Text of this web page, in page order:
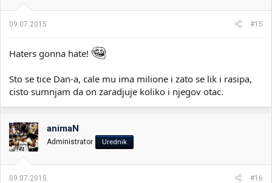
09.07.2015. #15
Haters gonna hate!
Sto se tice Dan-a, cale mu ima milione i zato se lik i rasipa,
cisto sumnjam da on zaradjuje koliko i njegov otac.
animaN
Administrator Urednik
09.07.2015. #16